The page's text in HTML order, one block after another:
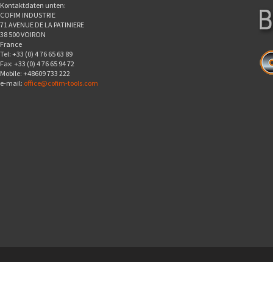
Kontaktdaten unten:
COFIM INDUSTRIE
71 AVENUE DE LA PATINIERE
38 500 VOIRON
France
Tel: +33 (0) 4 76 65 63 89
Fax: +33 (0) 4 76 65 94 72
Mobile: +48609 733 222
e-mail: office@cofim-tools.com